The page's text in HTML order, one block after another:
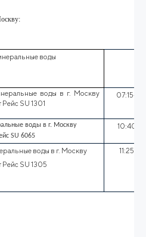
воды
воды в г. Москву
Рейс SU 1301
07:15-
воды в г. Москву
SU 6065
10:40-
воды в г. Москву
Рейс SU 1305
11:25-